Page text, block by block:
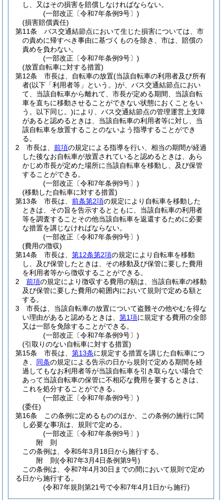
し、又はその損害を賠償しなければならない。
(一部改正〔令和7年条例9号〕)
(損害賠償責任)
第11条
バス交通結節点において生じた損害については、市
の責めに帰すべき事由に基づくものを除き、市は、賠償の
責めを負わない。
(一部改正〔令和7年条例9号〕)
(放置自転車に対する措置)
第12条
市長は、自転車の放置(当該自転車の利用者及び所有
者(以下「利用者等」という。)が、バス交通結節点におい
て、当該自転車から離れて、市長が定める期間、当該自転
車を直ちに移動させることができない状態におくことをい
う。以下同じ。)により、バス交通結節点の管理運営上支障
があると認めるときは、当該自転車の利用者等に対し、当
該自転車を放置することのないよう指導することができ
る。
2
市長は、 前項の規定による指導を行い、相当の期間が経過
した後なお自転車が放置されていると認めるときは、あら
かじめ市長が定めた場所に当該自転車を移動し、及び保管
することができる。
(一部改正〔令和7年条例9号〕)
(移動した自転車に対する措置)
第13条
市長は、 前条第2項の規定により自転車を移動した
ときは、その旨を告示するとともに、当該自転車の利用者
等を調査することその他当該自転車を返還するために必要
な措置を講じなければならない。
(一部改正〔令和7年条例9号〕)
(費用の徴収)
第14条
市長は、 第12条第2項の規定により自転車を移動
し、及び保管したときは、その移動及び保管に要した費用
を利用者等から徴収することができる。
2
前項の規定により徴収する費用の額は、当該自転車の移動
及び保管に要した費用の範囲内において規則で定める額と
する。
3
市長は、当該自転車の放置について盗難その他やむを得な
い理由があると認めるときは、 第1項に規定する費用の全部
又は一部を免除することができる。
(一部改正〔令和7年条例9号〕)
(引取りのない自転車に対する措置)
第15条
市長は、 第13条に規定する措置を講じた自転車につ
き、 同条の規定による告示の日から規則で定める期間を経
過してもなお利用者等が当該自転車を引き取らない場合で
あって当該自転車の保管に不相応な費用を要するときは、
これを処分することができる。
(一部改正〔令和7年条例9号〕)
(委任)
第16条
この条例に定めるもののほか、この条例の施行に関
し必要な事項は、規則で定める。
(一部改正〔令和7年条例9号〕)
附 則
この条例は、令和5年3月18日から施行する。
附 則(令和7年3月4日条例第9号)
この条例は、令和7年4月30日までの間において規則で定め
る日から施行する。
(令和7年規則第21号で令和7年4月1日から施行)